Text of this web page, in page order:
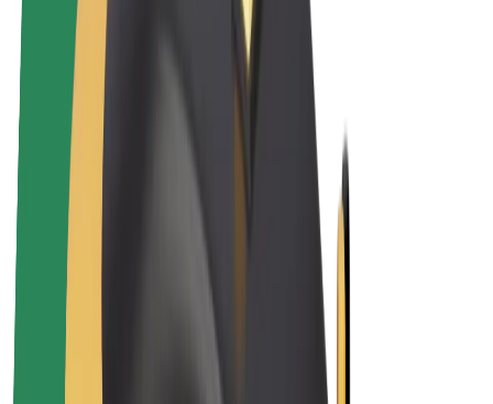
Rollerek
Bolt Market
Bolt Food